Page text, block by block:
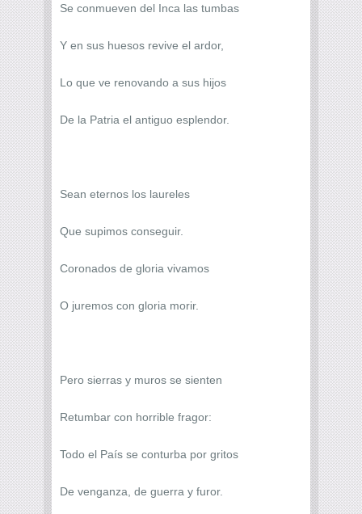
Se conmueven del Inca las tumbas
Y en sus huesos revive el ardor,
Lo que ve renovando a sus hijos
De la Patria el antiguo esplendor.
Sean eternos los laureles
Que supimos conseguir.
Coronados de gloria vivamos
O juremos con gloria morir.
Pero sierras y muros se sienten
Retumbar con horrible fragor:
Todo el País se conturba por gritos
De venganza, de guerra y furor.